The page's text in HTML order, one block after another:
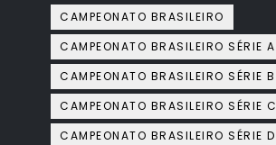
CAMPEONATO BRASILEIRO
CAMPEONATO BRASILEIRO SÉRIE A
CAMPEONATO BRASILEIRO SÉRIE B
CAMPEONATO BRASILEIRO SÉRIE C
CAMPEONATO BRASILEIRO SÉRIE D